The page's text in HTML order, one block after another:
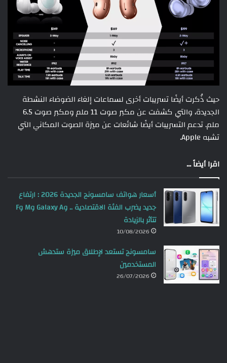
حيث ذُكرت أيضًا تسريبات أخرى لسماعات إلغاء الضوضاء النشطة
الجديدة، والتي كشفت عن مكبر صوت 11 ملم ومكبر صوت 6.5
ملم. تدعم التسريبات أيضًا شائعات عن ميزة الصوت المكاني التي
تشبه Apple.
اقرا أيضاً ...
أسعار هواتف سامسونج الجديدة 2026 : ارتفاع
جديد يضرب الفئة الاقتصادية .. وGalaxy A وM وF
تتأثر بالزيادة
10/08/2026
سامسونج تستعد لإطلاق ميزة ستدهش
المستخدمين
26/07/2026